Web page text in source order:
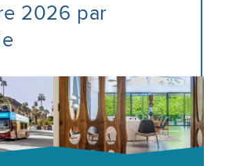
2026 par